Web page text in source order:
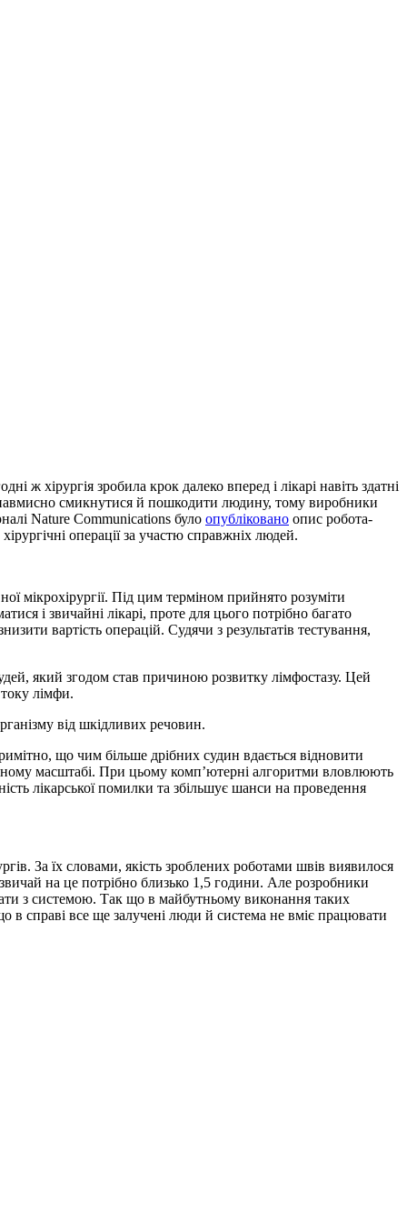
ж хірургія зробила крок далеко вперед і лікарі навіть здатні
смикнутися й пошкодити людину, тому виробники
Nature Communications було опубліковано опис робота-
операції за участю справжніх людей.
мікрохірургії. Під цим терміном прийнято розуміти
і звичайні лікарі, проте для цього потрібно багато
вартість операцій. Судячи з результатів тестування,
який згодом став причиною розвитку лімфостазу. Цей
лімфи.
від шкідливих речовин.
що чим більше дрібних судин вдається відновити
масштабі. При цьому комп’ютерні алгоритми вловлюють
лікарської помилки та збільшує шанси на проведення
За їх словами, якість зроблених роботами швів виявилося
на це потрібно близько 1,5 години. Але розробники
з системою. Так що в майбутньому виконання таких
в справі все ще залучені люди й система не вміє працювати